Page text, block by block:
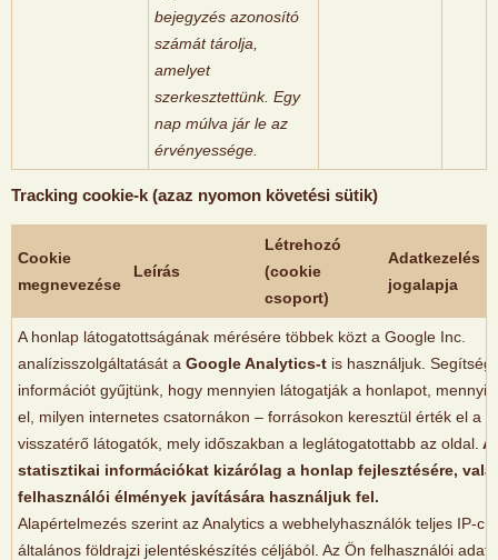
bejegyzés azonosító
számát tárolja,
amelyet
szerkesztettünk. Egy
nap múlva jár le az
érvényessége.
Tracking cookie-k (azaz nyomon követési sütik)
Cookie
megnevezése
Leírás
Létrehozó
(cookie
csoport)
Adatkezelés
jogalapja
A honlap látogatottságának mérésére többek közt a Google Inc.
analízisszolgáltatását a Google Analytics-t is használjuk.
információt gyűjtünk, hogy mennyien látogatják a honlapot, mennyi
el, milyen internetes csatornákon – forrásokon keresztül érték el a
visszatérő látogatók, mely időszakban a leglátogatottabb az oldal.
statisztikai információkat kizárólag a honlap fejlesztésére,
felhasználói élmények javítására használjuk fel.
Alapértelmezés szerint az Analytics a webhelyhasználók teljes IP-
általános földrajzi jelentéskészítés céljából. Az Ön felhasználói